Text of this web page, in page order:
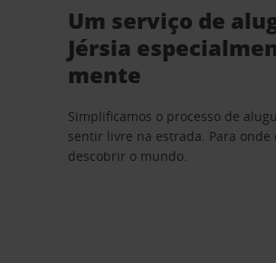
Um serviço de
Jérsia
mente
Simplificamos o processo de
sentir livre na estrada. Para onde
descobrir o mundo.